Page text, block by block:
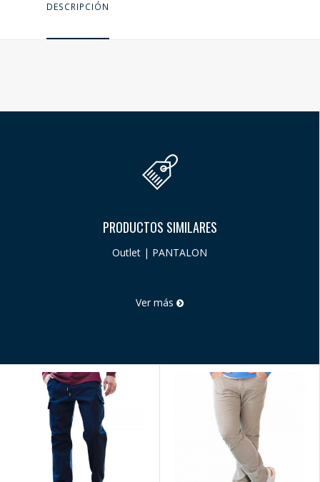
DESCRIPCIÓN
PRODUCTOS SIMILARES
Outlet | PANTALON
Ver más